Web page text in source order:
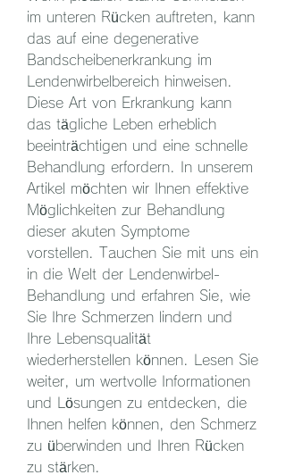
im unteren Rücken auftreten, kann
das auf eine degenerative
Bandscheibenerkrankung im
Lendenwirbelbereich hinweisen.
Diese Art von Erkrankung kann
das tägliche Leben erheblich
beeinträchtigen und eine schnelle
Behandlung erfordern. In unserem
Artikel möchten wir Ihnen effektive
Möglichkeiten zur Behandlung
dieser akuten Symptome
vorstellen. Tauchen Sie mit uns ein
in die Welt der Lendenwirbel-
Behandlung und erfahren Sie, wie
Sie Ihre Schmerzen lindern und
Ihre Lebensqualität
wiederherstellen können. Lesen Sie
weiter, um wertvolle Informationen
und Lösungen zu entdecken, die
Ihnen helfen können, den Schmerz
zu überwinden und Ihren Rücken
zu stärken.